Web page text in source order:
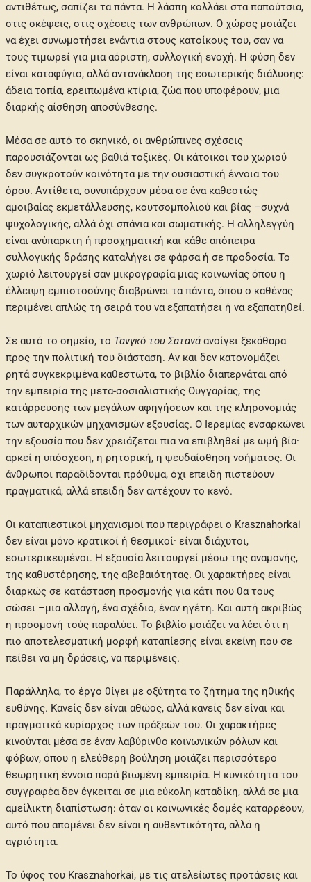
αντιθέτως, σαπίζει τα πάντα. Η λάσπη κολλάει στα παπούτσια,
στις σκέψεις, στις σχέσεις των ανθρώπων. Ο χώρος μοιάζει
να έχει συνωμοτήσει ενάντια στους κατοίκους του, σαν να
τους τιμωρεί για μια αόριστη, συλλογική ενοχή. Η φύση δεν
είναι καταφύγιο, αλλά αντανάκλαση της εσωτερικής διάλυσης:
άδεια τοπία, ερειπωμένα κτίρια, ζώα που υποφέρουν, μια
διαρκής αίσθηση αποσύνθεσης.
Μέσα σε αυτό το σκηνικό, οι ανθρώπινες σχέσεις
παρουσιάζονται ως βαθιά τοξικές. Οι κάτοικοι του χωριού
δεν συγκροτούν κοινότητα με την ουσιαστική έννοια του
όρου. Αντίθετα, συνυπάρχουν μέσα σε ένα καθεστώς
αμοιβαίας εκμετάλλευσης, κουτσομπολιού και βίας –συχνά
ψυχολογικής, αλλά όχι σπάνια και σωματικής. Η αλληλεγγύη
είναι ανύπαρκτη ή προσχηματική και κάθε απόπειρα
συλλογικής δράσης καταλήγει σε φάρσα ή σε προδοσία. Το
χωριό λειτουργεί σαν μικρογραφία μιας κοινωνίας όπου η
έλλειψη εμπιστοσύνης διαβρώνει τα πάντα, όπου ο καθένας
περιμένει απλώς τη σειρά του να εξαπατήσει ή να εξαπατηθεί.
Σε αυτό το σημείο, το Τανγκό του Σατανά ανοίγει ξεκάθαρα
προς την πολιτική του διάσταση. Αν και δεν κατονομάζει
ρητά συγκεκριμένα καθεστώτα, το βιβλίο διαπερνάται από
την εμπειρία της μετα-σοσιαλιστικής Ουγγαρίας, της
κατάρρευσης των μεγάλων αφηγήσεων και της κληρονομιάς
των αυταρχικών μηχανισμών εξουσίας. Ο Ιερεμίας ενσαρκώνει
την εξουσία που δεν χρειάζεται πια να επιβληθεί με ωμή βία·
αρκεί η υπόσχεση, η ρητορική, η ψευδαίσθηση νοήματος. Οι
άνθρωποι παραδίδονται πρόθυμα, όχι επειδή πιστεύουν
πραγματικά, αλλά επειδή δεν αντέχουν το κενό.
Οι καταπιεστικοί μηχανισμοί που περιγράφει ο Krasznahorkai
δεν είναι μόνο κρατικοί ή θεσμικοί· είναι διάχυτοι,
εσωτερικευμένοι. Η εξουσία λειτουργεί μέσω της αναμονής,
της καθυστέρησης, της αβεβαιότητας. Οι χαρακτήρες είναι
διαρκώς σε κατάσταση προσμονής για κάτι που θα τους
σώσει –μια αλλαγή, ένα σχέδιο, έναν ηγέτη. Και αυτή ακριβώς
η προσμονή τούς παραλύει. Το βιβλίο μοιάζει να λέει ότι η
πιο αποτελεσματική μορφή καταπίεσης είναι εκείνη που σε
πείθει να μη δράσεις, να περιμένεις.
Παράλληλα, το έργο θίγει με οξύτητα το ζήτημα της ηθικής
ευθύνης. Κανείς δεν είναι αθώος, αλλά κανείς δεν είναι και
πραγματικά κυρίαρχος των πράξεών του. Οι χαρακτήρες
κινούνται μέσα σε έναν λαβύρινθο κοινωνικών ρόλων και
φόβων, όπου η ελεύθερη βούληση μοιάζει περισσότερο
θεωρητική έννοια παρά βιωμένη εμπειρία. Η κυνικότητα του
συγγραφέα δεν έγκειται σε μια εύκολη καταδίκη, αλλά σε μια
αμείλικτη διαπίστωση: όταν οι κοινωνικές δομές καταρρέουν,
αυτό που απομένει δεν είναι η αυθεντικότητα, αλλά η
αγριότητα.
Το ύφος του Krasznahorkai, με τις ατελείωτες προτάσεις και